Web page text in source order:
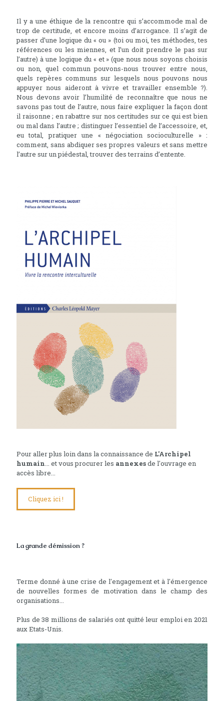
Il y a une éthique de la rencontre qui s’accommode mal de
trop de certitude, et encore moins d’arrogance. Il s’agit de
passer d’une logique du « ou » (toi ou moi, tes méthodes, tes
références ou les miennes, et l’un doit prendre le pas sur
l’autre) à une logique du « et » (que nous nous soyons choisis
ou non, quel commun pouvons-nous trouver entre nous,
quels repères communs sur lesquels nous pouvons nous
appuyer nous aideront à vivre et travailler ensemble ?).
Nous devons avoir l’humilité de reconnaître que nous ne
savons pas tout de l’autre, nous faire expliquer la façon dont
il raisonne ; en rabattre sur nos certitudes sur ce qui est bien
ou mal dans l’autre ; distinguer l’essentiel de l’accessoire, et,
eu total, pratiquer une « négociation socioculturelle » :
comment, sans abdiquer ses propres valeurs et sans mettre
l’autre sur un piédestal, trouver des terrains d’entente.
Pour aller plus loin dans la connaissance de L'Archipel
humain... et vous procurer les annexesde l'ouvrage en
accès libre...
Cliquez ici !
La grande démission ?
Terme donné à une crise de l'engagement et à l'émergence
de nouvelles formes de motivation dans le champ des
organisations...
Plus de 38 millions de salariés ont quitté leur emploi en 2021
aux Etats-Unis.